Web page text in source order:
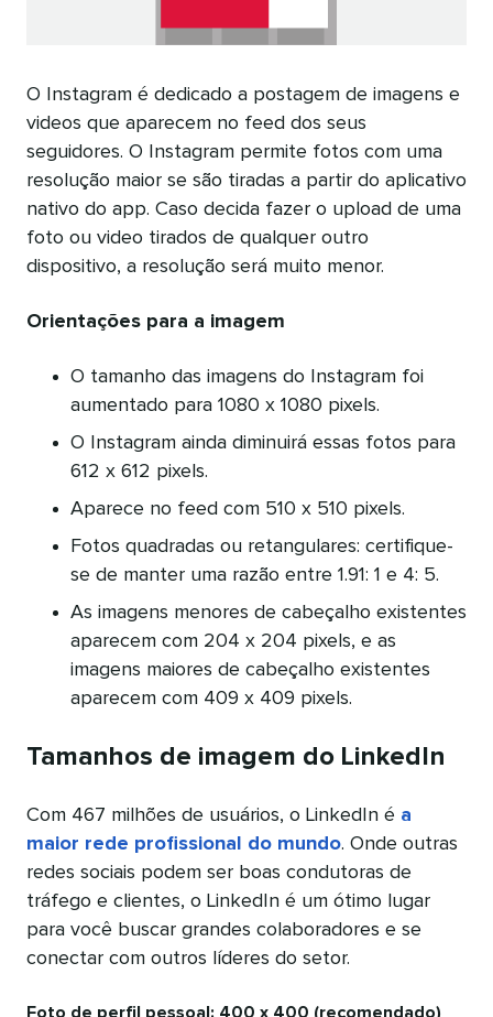
O Instagram é dedicado a postagem de imagens e
videos que aparecem no feed dos seus
seguidores. O Instagram permite fotos com uma
resolução maior se são tiradas a partir do aplicativo
nativo do app. Caso decida fazer o upload de uma
foto ou video tirados de qualquer outro
dispositivo, a resolução será muito menor.
Orientações para a imagem
O tamanho das imagens do Instagram foi
aumentado para 1080 x 1080 pixels.
O Instagram ainda diminuirá essas fotos para
612 x 612 pixels.
Aparece no feed com 510 x 510 pixels.
Fotos quadradas ou retangulares: certifique-
se de manter uma razão entre 1.91: 1 e 4: 5.
As imagens menores de cabeçalho existentes
aparecem com 204 x 204 pixels, e as
imagens maiores de cabeçalho existentes
aparecem com 409 x 409 pixels.
Tamanhos de imagem do LinkedIn
Com 467 milhões de usuários, o LinkedIn é a
maior rede profissional do mundo. Onde outras
redes sociais podem ser boas condutoras de
tráfego e clientes, o LinkedIn é um ótimo lugar
para você buscar grandes colaboradores e se
conectar com outros líderes do setor.
Foto de perfil pessoal: 400 x 400 (recomendado)